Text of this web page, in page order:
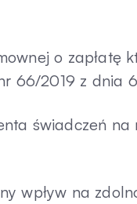
o zapłatę
66/2019 z dnia
świadczeń na
wpływ na